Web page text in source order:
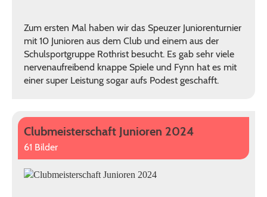
Zum ersten Mal haben wir das Speuzer Juniorenturnier
mit 10 Junioren aus dem Club und einem aus der
Schulsportgruppe Rothrist besucht. Es gab sehr viele
nervenaufreibend knappe Spiele und Fynn hat es mit
einer super Leistung sogar aufs Podest geschafft.
Clubmeisterschaft Junioren 2024
61 Bilder